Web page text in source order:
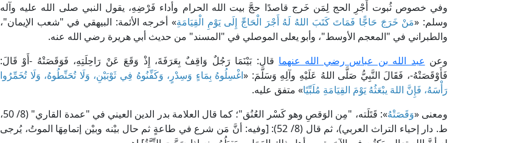
وفي خصوص ثُبوت أَجْرِ الحج لِمَن خَرج قاصدًا حجَّ بيت الله الحرام وأداء فَرْضِهِ، يقول النبي صلى الله عليه وآله
وسلم: «مَنْ خَرَجَ حَاجًّا فَمَاتَ كَتَبَ اللهُ لَهُ أَجْرَ الْحَاجِّ إِلَى يَوْمِ الْقِيَامَةِ» أخرجه الأئمة: البيهقي في "شعب الإيمان"،
والطبراني في "المعجم الأوسط"، وأبو يعلى الموصلي في "المسند" من حديث أبي هريرة رضي الله عنه.
وعن عبد الله بن عباس رضي الله عنهما قال: بَيْنَمَا رَجُلٌ وَاقِفٌ بِعَرَفَةَ، إِذْ وَقَعَ عَنْ رَاحِلَتِهِ، فَوَقَصَتْهُ -أَوْ قَالَ:
فَأَوْقَصَتْهُ-، فَقَالَ النَّبِيُّ صَلَّى اللهُ عَلَيْهِ وآلِهِ وَسَلَّمَ: «اغْسِلُوهُ بِمَاءٍ وَسِدْرٍ، وَكَفِّنُوهُ فِي ثَوْبَيْنِ، وَلَا تُحَنِّطُوهُ، وَلَا تُخَمِّرُوا
رَأْسَهُ، فَإِنَّ اللهَ يبْعَثُهُ يَوْمَ القِيَامَةِ مُلَبِّيًا» متفق عليه.
ومعنى «وَقَصَتْهُ
»: قَتَلَته، "مِن الوَقصِ وهو كَسْر العُنُق"؛ كما قال العلامة بدر الدين العيني في "عمدة القاري" (8/ 50،
ط. دار إحياء التراث العربي)، ثم قال (8/ 52): [وفيه: أنَّ مَن شرع في طاعةٍ ثم حال بيْنه وبيْن إتمامِهَا الموتُ، يُرجى